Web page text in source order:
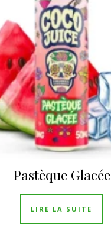
Pastèque Glacée
LIRE LA SUITE